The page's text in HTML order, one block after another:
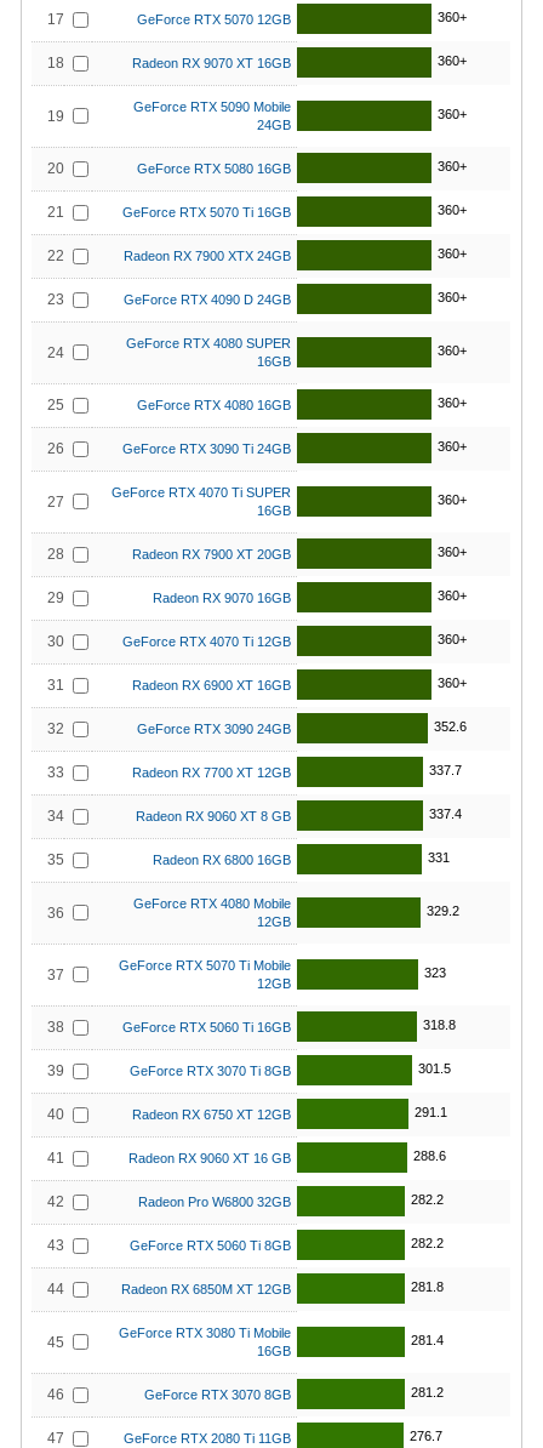
17 GeForce RTX 5070 12GB 360+
18 Radeon RX 9070 XT 16GB 360+
19
GeForce RTX 5090 Mobile
24GB
360+
20 GeForce RTX 5080 16GB 360+
21 GeForce RTX 5070 Ti 16GB 360+
22 Radeon RX 7900 XTX 24GB 360+
23 GeForce RTX 4090 D 24GB 360+
24
GeForce RTX 4080 SUPER
16GB
360+
25 GeForce RTX 4080 16GB 360+
26 GeForce RTX 3090 Ti 24GB 360+
27
GeForce RTX 4070 Ti SUPER
16GB
360+
28 Radeon RX 7900 XT 20GB 360+
29 Radeon RX 9070 16GB 360+
30 GeForce RTX 4070 Ti 12GB 360+
31 Radeon RX 6900 XT 16GB 360+
32 GeForce RTX 3090 24GB 352.6
33 Radeon RX 7700 XT 12GB 337.7
34 Radeon RX 9060 XT 8 GB 337.4
35 Radeon RX 6800 16GB 331
36
GeForce RTX 4080 Mobile
12GB
329.2
37
GeForce RTX 5070 Ti Mobile
12GB
323
38 GeForce RTX 5060 Ti 16GB 318.8
39 GeForce RTX 3070 Ti 8GB 301.5
40 Radeon RX 6750 XT 12GB 291.1
41 Radeon RX 9060 XT 16 GB 288.6
42 Radeon Pro W6800 32GB 282.2
43 GeForce RTX 5060 Ti 8GB 282.2
44 Radeon RX 6850M XT 12GB 281.8
45
GeForce RTX 3080 Ti Mobile
16GB
281.4
46 GeForce RTX 3070 8GB 281.2
47 GeForce RTX 2080 Ti 11GB 276.7